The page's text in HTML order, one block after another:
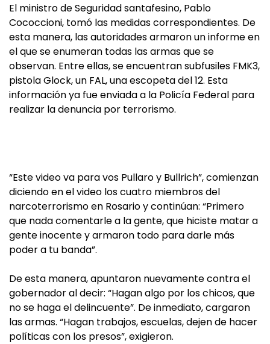
El ministro de Seguridad santafesino, Pablo
Cococcioni, tomó las medidas correspondientes. De
esta manera, las autoridades armaron un informe en
el que se enumeran todas las armas que se
observan. Entre ellas, se encuentran subfusiles FMK3,
pistola Glock, un FAL, una escopeta del 12. Esta
información ya fue enviada a la Policía Federal para
realizar la denuncia por terrorismo.
“Este video va para vos Pullaro y Bullrich”, comienzan
diciendo en el video los cuatro miembros del
narcoterrorismo en Rosario y continúan: “Primero
que nada comentarle a la gente, que hiciste matar a
gente inocente y armaron todo para darle más
poder a tu banda”.
De esta manera, apuntaron nuevamente contra el
gobernador al decir: “Hagan algo por los chicos, que
no se haga el delincuente”. De inmediato, cargaron
las armas. “Hagan trabajos, escuelas, dejen de hacer
políticas con los presos”, exigieron.